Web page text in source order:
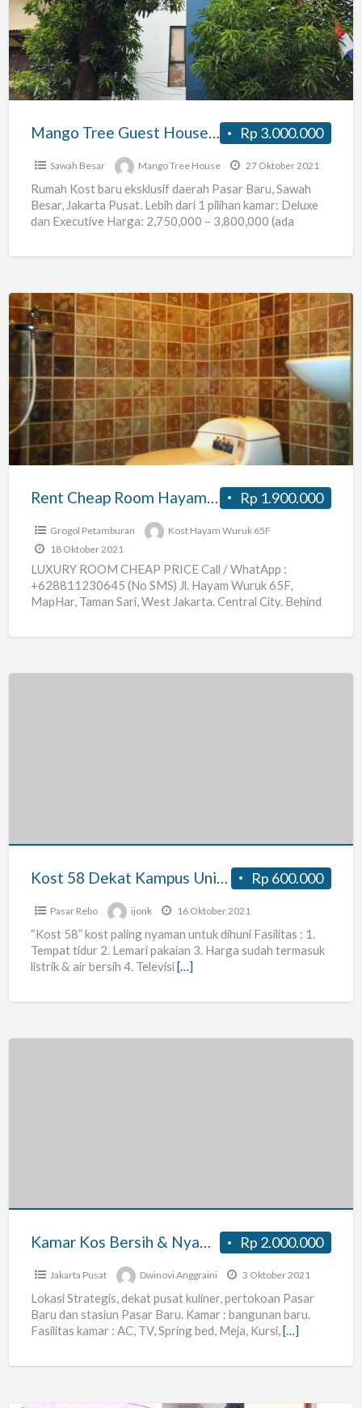
Guest
House
–
Kost
Exclusive
Rp 3.000.000
Mango Tree Guest House – Kost Exclusive Baru!
Sawah Besar Mango Tree House 27 Oktober 2021
Rumah Kost baru eksklusif daerah Pasar Baru, Sawah
Besar, Jakarta Pusat. Lebih dari 1 pilihan kamar: Deluxe
dan Executive Harga: 2,750,000 – 3,800,000 (ada
Rent
Cheap
Room
Hayam
Wuruk
near
Busway
Central
West
Jakarta
Rp 1.900.000
Rent Cheap Room Hayam Wuruk near Busway Harmoni Central West Jakarta
Grogol Petamburan
Kost Hayam Wuruk 65F
18 Oktober 2021
LUXURY ROOM CHEAP PRICE Call / WhatApp :
+628811230645 (No SMS) Jl. Hayam Wuruk 65F,
MapHar, Taman Sari, West Jakarta. Central City. Behind
Rp 600.000
Kost 58 Dekat Kampus Unindra
Pasar Rebo ijonk 16 Oktober 2021
“Kost 58” kost paling nyaman untuk dihuni Fasilitas : 1.
Tempat tidur 2. Lemari pakaian 3. Harga sudah termasuk
listrik & air bersih 4. Televisi[…]
Baru”
Rp 2.000.000
Kamar Kos Bersih & Nyaman “Pasar Baru”
Jakarta Pusat Dwinovi Anggraini 3 Oktober 2021
Lokasi Strategis, dekat pusat kuliner, pertokoan Pasar
Baru dan stasiun Pasar Baru. Kamar : bangunan baru.
Fasilitas kamar : AC, TV, Spring bed, Meja, Kursi, […]